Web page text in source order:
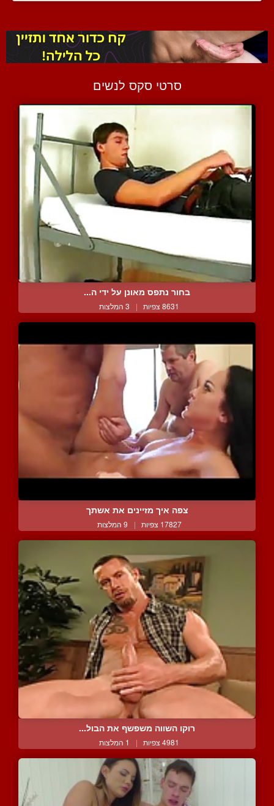
סרטי סקס לנשים
בחור נתפס מאונן על ידי ה...
8631 צפיות | 3 המלצות
צפה איך מזיינים את אשתך
17827 צפיות | 9 המלצות
רוקו השווה משפשף את הבול...
4981 צפיות | 1 המלצות